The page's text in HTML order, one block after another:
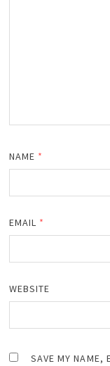
NAME *
EMAIL *
WEBSITE
SAVE MY NAME,